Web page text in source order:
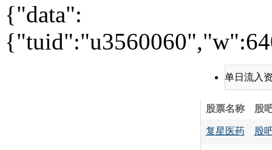
{"data":
单日流入
股票名称 股
复星医药 股